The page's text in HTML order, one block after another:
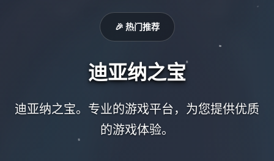
🎉 热门推荐
迪亚纳之宝
迪亚纳之宝。专业的游戏平台，为您提供优质
的游戏体验。